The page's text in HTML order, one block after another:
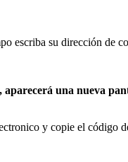
escriba su dirección de
aparecerá una nueva
y copie el código